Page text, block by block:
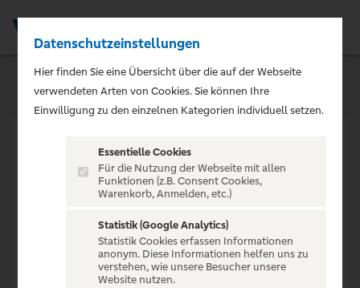
VERANSTALTUNG NICHT
GEFUNDEN
Datenschutzeinstellungen
Hier finden Sie eine Übersicht über die auf der Webseite
verwendeten Arten von Cookies. Sie können Ihre
Einwilligung zu den einzelnen Kategorien individuell setzen.
Essentielle Cookies
Für die Nutzung der Webseite mit allen
Funktionen (z.B. Consent Cookies,
Warenkorb, Anmelden, etc.)
Statistik (Google Analytics)
Statistik Cookies erfassen Informationen
anonym. Diese Informationen helfen uns zu
verstehen, wie unsere Besucher unsere
Website nutzen.